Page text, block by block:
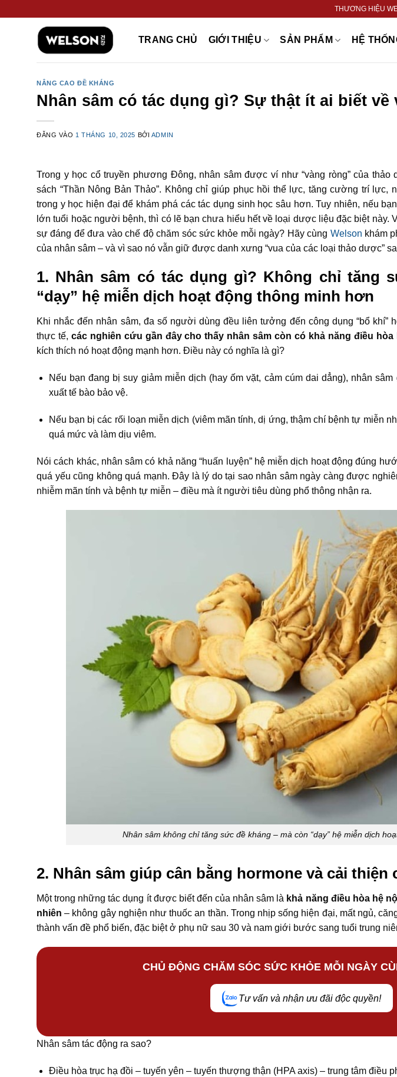
THƯƠNG HIỆU
TRANG CHỦ GIỚI THIỆU SẢN PHẨM HỆ
NÂNG CAO ĐỀ KHÁNG
Nhân sâm có tác dụng gì? Sự thật ít ai biết
ĐĂNG VÀO 1 THÁNG 10, 2025 BỞI ADMIN
Trong y học cổ truyền phương Đông, nhân sâm được ví như “vàng ròng” của
sách “Thần Nông Bản Thảo”. Không chỉ giúp phục hồi thể lực, tăng cường trí lực,
trong y học hiện đại để khám phá các tác dụng sinh học sâu hơn. Tuy nhiên, nếu
lớn tuổi hoặc người bệnh, thì có lẽ bạn chưa hiểu hết về loại dược liệu đặc biệt này.
sự đáng để đưa vào chế độ chăm sóc sức khỏe mỗi ngày? Hãy cùng Welson khám
của nhân sâm – và vì sao nó vẫn giữ được danh xưng “vua của các loại thảo dược”
1. Nhân sâm có tác dụng gì? Không chỉ tăng
“dạy” hệ miễn dịch hoạt động thông minh hơn
Khi nhắc đến nhân sâm, đa số người dùng đều liên tưởng đến công dụng “bổ khí”
thực tế, các nghiên cứu gần đây cho thấy nhân sâm còn có khả năng điều hòa
kích thích nó hoạt động mạnh hơn. Điều này có nghĩa là gì?
Nếu bạn đang bị suy giảm miễn dịch (hay ốm vặt, cảm cúm dai dẳng), nhân
xuất tế bào bảo vệ.
Nếu bạn bị các rối loạn miễn dịch (viêm mãn tính, dị ứng, thậm chí bệnh tự miễn
quá mức và làm dịu viêm.
Nói cách khác, nhân sâm có khả năng “huấn luyện” hệ miễn dịch hoạt động đúng
quá yếu cũng không quá mạnh. Đây là lý do tại sao nhân sâm ngày càng được
nhiễm mãn tính và bệnh tự miễn – điều mà ít người tiêu dùng phổ thông nhận ra.
Nhân sâm không chỉ tăng sức đề kháng – mà còn “dạy” hệ miễn dịch
2. Nhân sâm giúp cân bằng hormone và cải
Một trong những tác dụng ít được biết đến của nhân sâm là khả năng điều hòa hệ
nhiên – không gây nghiện như thuốc an thần. Trong nhịp sống hiện đại, mất ngủ,
thành vấn đề phổ biến, đặc biệt ở phụ nữ sau 30 và nam giới bước sang tuổi trung
CHỦ ĐỘNG CHĂM SÓC SỨC KHỎE MỖI NGÀY
Tư vấn và nhận ưu đãi độc quyền!
Nhân sâm tác động ra sao?
Điều hòa trục hạ đồi – tuyến yên – tuyến thượng thận (HPA axis) – trung tâm điều